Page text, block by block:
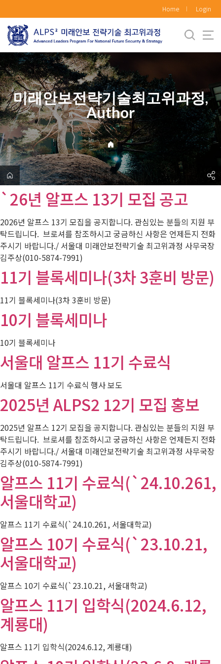
로
메
뉴
Home Login
미래안보전략기술최고위과정,
Author
`26년 알프스 13기 모집 공고
2026년 알프스 13기 모집을 공지합니다. 관심있는 분들의 지원 부
탁드립니다. 브로셔를 참조하시고 궁금하신 사항은 언제든지 전화
주시기 바랍니다./ 서울대 미래안보전략기술 최고위과정 사무국장
김주상(010-5874-7991)
11기 블록세미나(3차 3훈비 방문)
11기 블록세미나(3차 3훈비 방문)
10기 블록세미나
10기 블록세미나
서울대 알프스 11기 수료식
서울대 알프스 11기 수료식 행사 보도
2025년 ALPS2 12기 모집 홍보
2025년 알프스 12기 모집을 공지합니다. 관심있는 분들의 지원 부
탁드립니다. 브로셔를 참조하시고 궁금하신 사항은 언제든지 전화
주시기 바랍니다./ 서울대 미래안보전략기술 최고위과정 사무국장
김주상(010-5874-7991)
알프스 11기 수료식(`24.10.261,
서울대학교)
알프스 11기 수료식(`24.10.261, 서울대학교)
알프스 10기 수료식(`23.10.21,
서울대학교)
알프스 10기 수료식(`23.10.21, 서울대학교)
알프스 11기 입학식(2024.6.12,
계룡대)
알프스 11기 입학식(2024.6.12, 계룡대)